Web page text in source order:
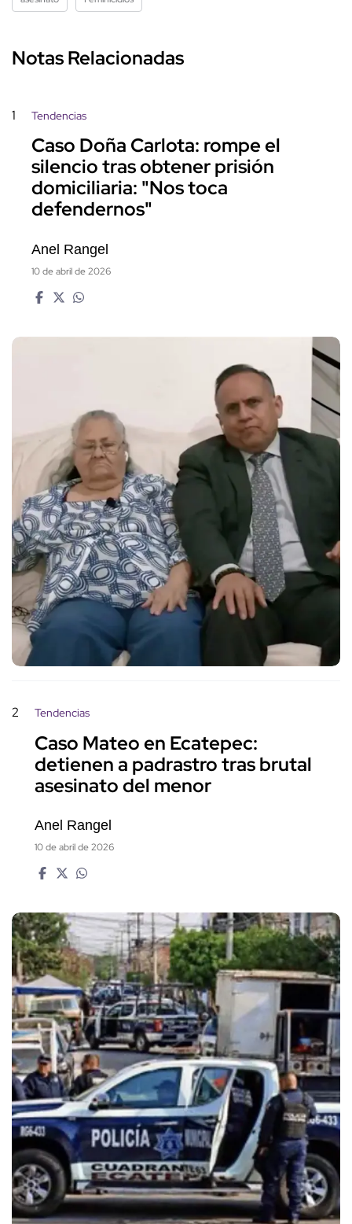
Notas Relacionadas
1 Tendencias
Caso Doña Carlota: rompe el
silencio tras obtener prisión
domiciliaria: "Nos toca
defendernos"
Anel Rangel
10 de abril de 2026
2 Tendencias
Caso Mateo en Ecatepec:
detienen a padrastro tras brutal
asesinato del menor
Anel Rangel
10 de abril de 2026